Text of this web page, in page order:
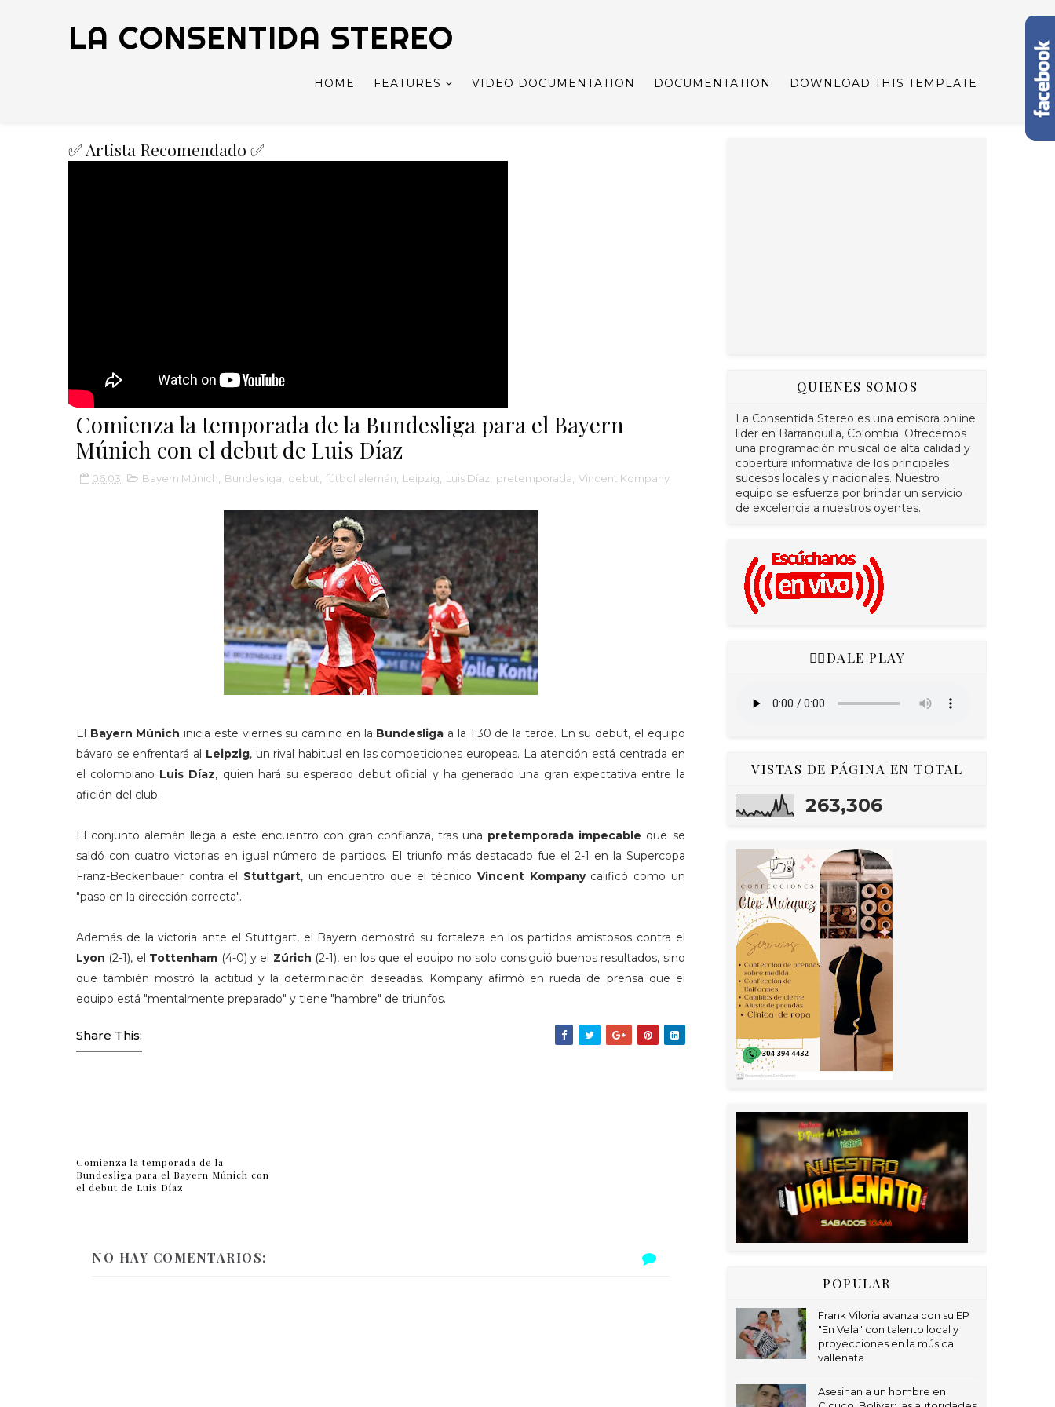
LA CONSENTIDA STEREO
HOME FEATURES VIDEO DOCUMENTATION DOCUMENTATION DOWNLOAD THIS TEMPLATE
✅ Artista Recomendado ✅
Comienza la temporada de la Bundesliga para el Bayern
Múnich con el debut de Luis Díaz
06:03 Bayern Múnich Bundesliga debut fútbol alemán Leipzig Luis Díaz pretemporada Vincent Kompany
El Bayern Múnich inicia este viernes su camino en la Bundesliga a la 1:30 de la tarde. En su debut, el equipo
bávaro se enfrentará al Leipzig, un rival habitual en las competiciones europeas. La atención está centrada en
el colombiano Luis Díaz, quien hará su esperado debut oficial y ha generado una gran expectativa entre la
afición del club.
El conjunto alemán llega a este encuentro con gran confianza, tras una pretemporada impecable que se
saldó con cuatro victorias en igual número de partidos. El triunfo más destacado fue el 2-1 en la Supercopa
Franz-Beckenbauer contra el Stuttgart, un encuentro que el técnico Vincent Kompanycalificó como un
"paso en la dirección correcta".
Además de la victoria ante el Stuttgart, el Bayern demostró su fortaleza en los partidos amistosos contra el
Lyon (2-1), el Tottenham (4-0) y el Zúrich (2-1), en los que el equipo no solo consiguió buenos resultados, sino
que también mostró la actitud y la determinación deseadas. Kompany afirmó en rueda de prensa que el
equipo está "mentalmente preparado" y tiene "hambre" de triunfos.
Share This:
Comienza la temporada de la
Bundesliga para el Bayern Múnich con
el debut de Luis Díaz
NO HAY COMENTARIOS:
QUIENES SOMOS
La Consentida Stereo es una emisora online
líder en Barranquilla, Colombia. Ofrecemos
una programación musical de alta calidad y
cobertura informativa de los principales
sucesos locales y nacionales. Nuestro
equipo se esfuerza por brindar un servicio
de excelencia a nuestros oyentes.
👇🏻DALE PLAY
VISTAS DE PÁGINA EN TOTAL
263,306
POPULAR
Frank Viloria avanza con su EP
"En Vela" con talento local y
proyecciones en la música
vallenata
Asesinan a un hombre en